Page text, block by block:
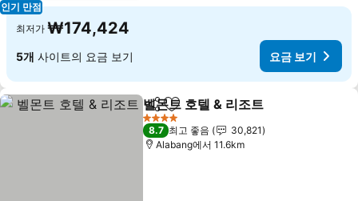
인기 만점
최저가 ₩174,424
5개 사이트의 요금 보기 요금 보기
공유 즐겨찾기에 추가
벨몬트 호텔 & 리조트
4 성급
8.7 최고 좋음
30,821
Alabang에서 11.6km